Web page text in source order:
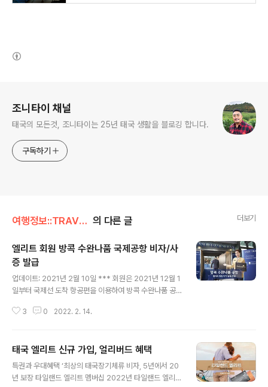
조니타이 채널
태국의 모든것, 조니타이는 25년 태국 생활을 블로깅 합니다.
구독하기
여행정보::TRAVEL/태국 엘리트 비자 의 다른 글 더보기
엘리트 회원 방콕 수완나품 국제공항 비자/사
증 발급
업데이트: 2021년 2월 10일 *** 회원은 2021년 12월 1
일부터 국제선 도착 항공편을 이용하여 방콕 수완나품 공
자/사증 스티커를 부착할 수 있습니다. **수완나품 공항에
스와 함께 예약해야 합니다. •예약 시 요구되는 서류는 아
래와 같습니다. ① 타이패스 OR 코드 ② 항공권 예약사본
③ 호텔 예약 확정서 예약이 확정되면 도착 항공편과 날짜
3 0 2022. 2. 14.
태국 엘리트 신규 가입, 얼리버드 혜택
특권과 우대혜택 ‘최상의 태국장기체류 비자, 5년에서 20
년 보장 타일랜드 엘리트 멤버십 2022년 타일랜드 엘리트